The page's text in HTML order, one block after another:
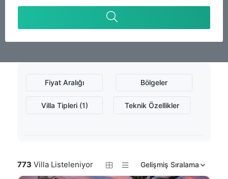
Fiyat Aralığı Bölgeler
Villa Tipleri (1) Teknik Özellikler
773 Villa Listeleniyor Gelişmiş Sıralama